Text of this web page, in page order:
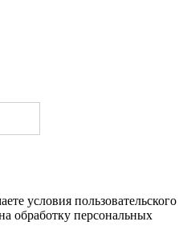
условия пользовательского
обработку персональных